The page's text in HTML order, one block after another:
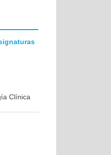
Clínica